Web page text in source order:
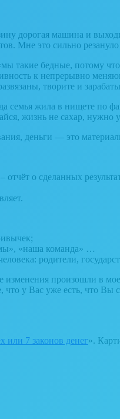
дорогая машина и
Мне это сильно
такие бедные, потому
к непрерывно
творите и
семья жила в нищете по
жизнь не сахар, нужно
деньги — это
о сделанных
«наша команда» …
родители,
изменения произошли в
что у Вас уже есть, что
или 7 законов денег».